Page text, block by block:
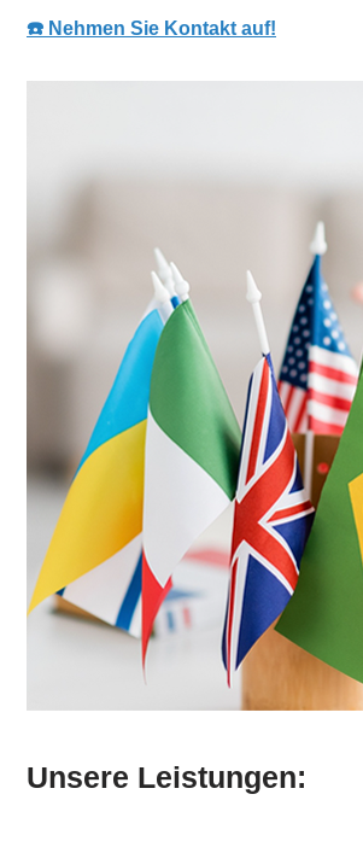
☎️ Nehmen Sie Kontakt auf!
Unsere Leistungen: